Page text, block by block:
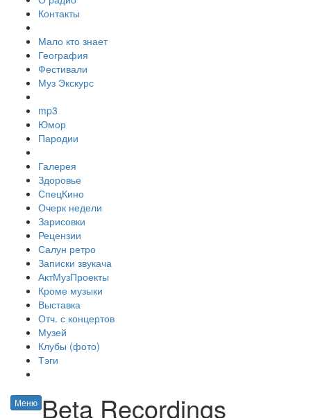
Контакты
Мало кто знает
География
Фестивали
Муз Экскурс
mp3
Юмор
Пародии
Галерея
Здоровье
СпецКино
Очерк недели
Зарисовки
Рецензии
Салун ретро
Записки звукача
АктМузПроекты
Кроме музыки
Выставка
Отч. с концертов
Музей
Клубы (фото)
Тэги
Меню Beta Recordings